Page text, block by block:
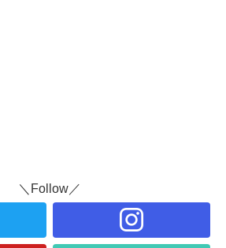
＼Follow／